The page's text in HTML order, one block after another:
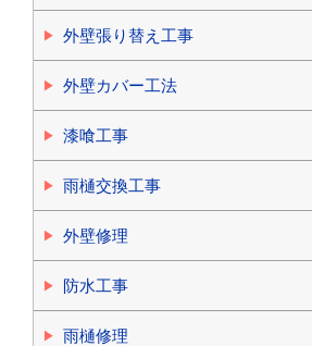
外壁張り替え工事
外壁カバー工法
漆喰工事
雨樋交換工事
外壁修理
防水工事
雨樋修理